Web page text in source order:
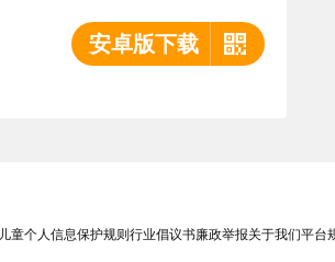
安卓版下载
儿童个人信息保护规则行业倡议书廉政举报关于我们平台